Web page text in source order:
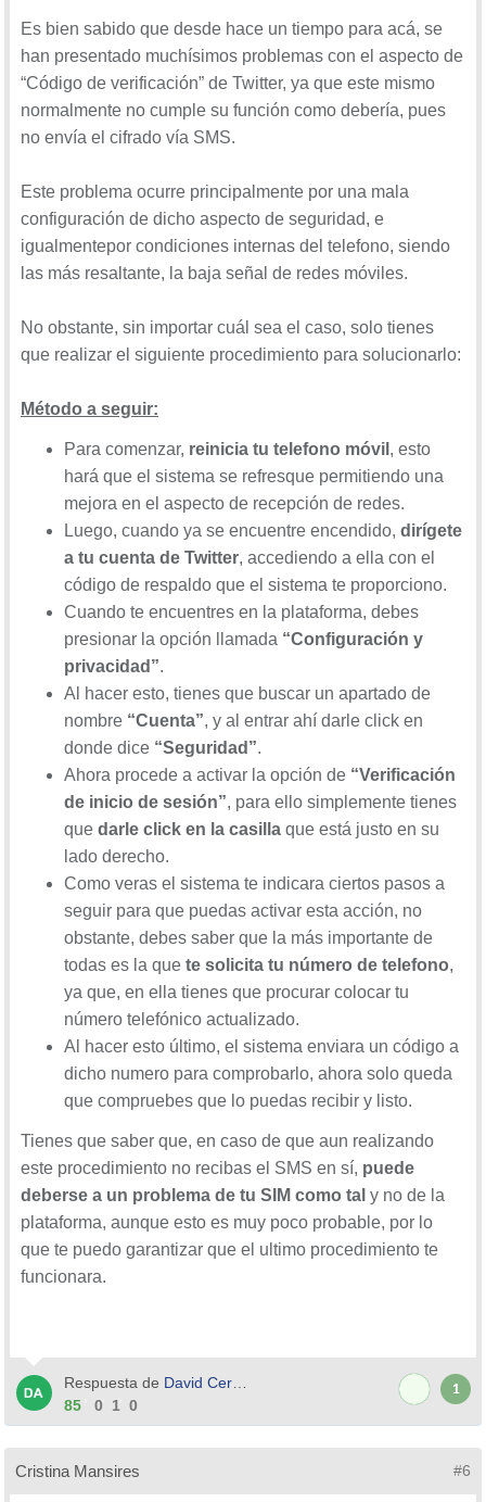
Es bien sabido que desde hace un tiempo para acá, se
han presentado muchísimos problemas con el aspecto de
“Código de verificación” de Twitter, ya que este mismo
normalmente no cumple su función como debería, pues
no envía el cifrado vía SMS.
Este problema ocurre principalmente por una mala
configuración de dicho aspecto de seguridad, e
igualmentepor condiciones internas del telefono, siendo
las más resaltante, la baja señal de redes móviles.
No obstante, sin importar cuál sea el caso, solo tienes
que realizar el siguiente procedimiento para solucionarlo:
Método a seguir:
Para comenzar, reinicia tu telefono móvil , esto
hará que el sistema se refresque permitiendo una
mejora en el aspecto de recepción de redes.
Luego, cuando ya se encuentre encendido, dirígete
a tu cuenta de Twitter, accediendo a ella con el
código de respaldo que el sistema te proporciono.
Cuando te encuentres en la plataforma, debes
presionar la opción llamada “Configuración y
privacidad”.
Al hacer esto, tienes que buscar un apartado de
nombre “Cuenta”, y al entrar ahí darle click en
donde dice “Seguridad”.
Ahora procede a activar la opción de “Verificación
de inicio de sesión”, para ello simplemente tienes
que darle click en la casilla que está justo en su
lado derecho.
Como veras el sistema te indicara ciertos pasos a
seguir para que puedas activar esta acción, no
obstante, debes saber que la más importante de
todas es la que te solicita tu número de telefono,
ya que, en ella tienes que procurar colocar tu
número telefónico actualizado.
Al hacer esto último, el sistema enviara un código a
dicho numero para comprobarlo, ahora solo queda
que compruebes que lo puedas recibir y listo.
Tienes que saber que, en caso de que aun realizando
este procedimiento no recibas el SMS en sí, puede
deberse a un problema de tu SIM como tal y no de la
plataforma, aunque esto es muy poco probable, por lo
que te puedo garantizar que el ultimo procedimiento te
funcionara.
Respuesta de David Cerbian
85
0 1 0
1
Cristina Mansires #6